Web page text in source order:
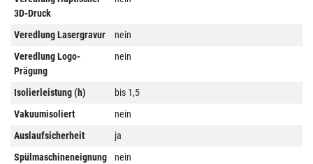
3D-Druck
Veredlung Lasergravur
nein
Veredlung Logo-
Prägung
nein
Isolierleistung (h)
bis 1,5
Vakuumisoliert
nein
Auslaufsicherheit
ja
Spülmaschineneignung
nein